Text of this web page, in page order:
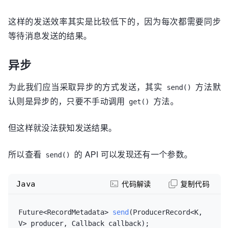
这样的发送效率其实是比较低下的，因为每次都需要同步
等待消息发送的结果。
异步
为此我们应当采取异步的方式发送，其实 send()
方法默
认则是异步的，只要不手动调用
get() 方法。
但这样就没法获知发送结果。
所以查看 send() 的 API 可以发现还有一个参数。
Future<RecordMetadata> send (ProducerRecord<K,
V> producer, Callback callback)
Java 代码解读 复制代码